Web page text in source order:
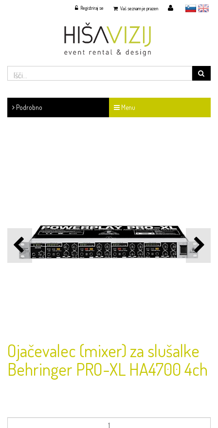
slovensko
English
Vaš seznam je prazen
Registriraj se
Podrobno Menu
Ojačevalec (mixer) za slušalke
Behringer PRO-XL HA4700 4ch